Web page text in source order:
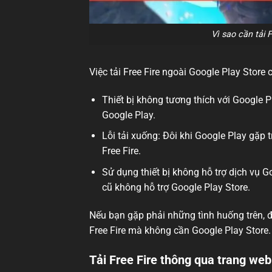
Vì sao cần tải
Việc tải Free Fire ngoài Google Play
Thiết bị không tương thích với Google
Google Play.
Lỗi tải xuống: Đôi khi Google Play gặp
Free Fire.
Sử dụng thiết bị không hỗ trợ dịch vụ
cũ không hỗ trợ Google Play Store.
Nếu bạn gặp phải những tình huống
Free Fire mà không cần Google Play Store.
Tải Free Fire thông qua trang